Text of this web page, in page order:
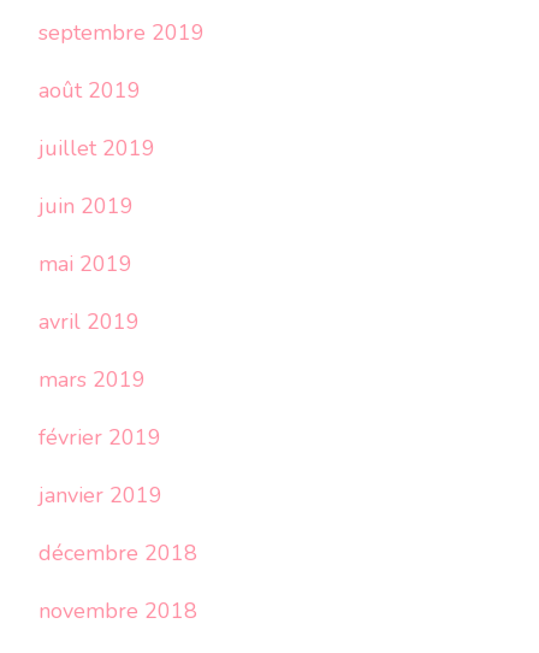
septembre 2019
août 2019
juillet 2019
juin 2019
mai 2019
avril 2019
mars 2019
février 2019
janvier 2019
décembre 2018
novembre 2018